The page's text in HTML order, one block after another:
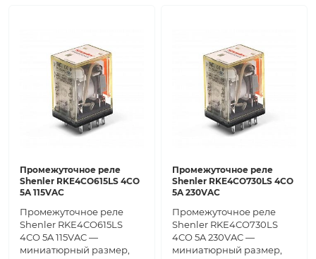
Промежуточное реле
Shenler RKE4CO615LS 4CO
5A 115VAC
Промежуточное реле
Shenler RKE4CO615LS
4CO 5A 115VAC —
миниатюрный размер,
Промежуточное реле
Shenler RKE4CO730LS 4CO
5A 230VAC
Промежуточное реле
Shenler RKE4CO730LS
4CO 5A 230VAC —
миниатюрный размер,